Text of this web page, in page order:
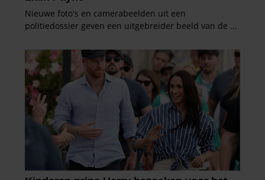
partners kunnen deze gegevens combineren met andere
informatie die u aan ze heeft verstrekt of die ze hebben
gaat akkoord met onze cookies als u onze website blijft
gebruiken.